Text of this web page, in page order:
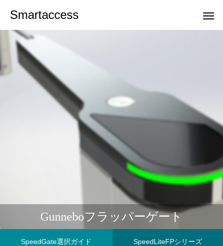
Smartaccess
小型ゲート
EGゲートシリーズ
標準ゲート
様々なフラッパーゲート
オフィス・店舗向け
小型丸形片袖ゲート
2025.01.09
小型片袖ゲート
2025.01.09
Gunneboフラッパーゲート
SpeedGate選択ガイド SpeedLiteFPシリーズ